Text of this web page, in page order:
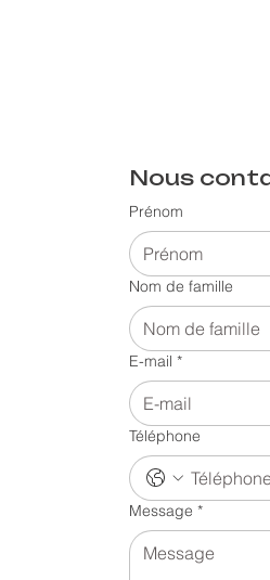
Nous
Prénom
Nom de famille
E-mail *
Téléphone
Message *